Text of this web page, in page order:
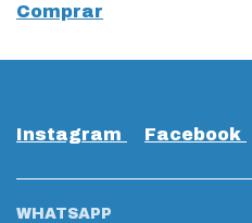
Comprar
Instagram Facebook
WHATSAPP